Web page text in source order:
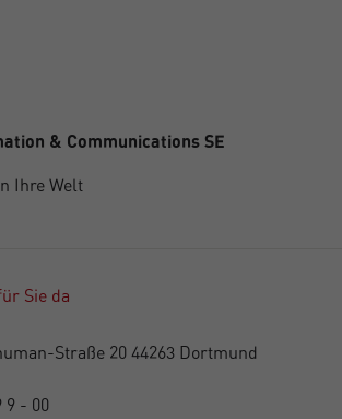
& Communications SE
Ihre Welt
Sie da
Straße 20 44263 Dortmund
9 - 00